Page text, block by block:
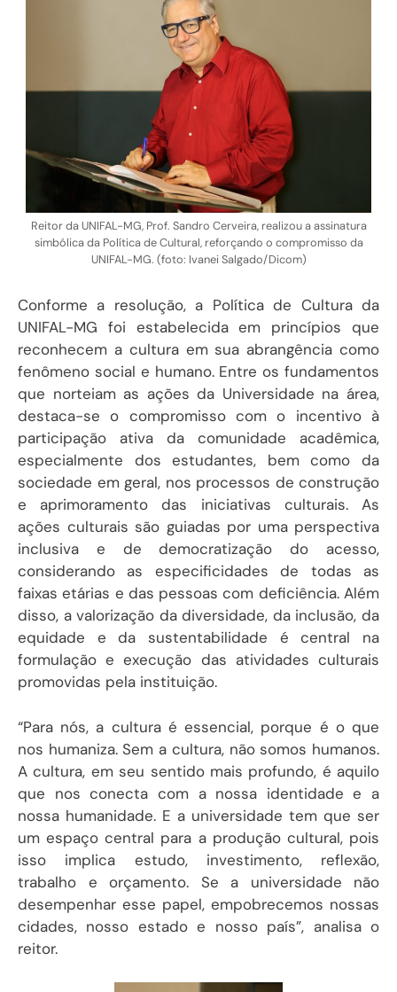
Reitor da UNIFAL-MG, Prof. Sandro Cerveira, realizou a assinatura
simbólica da Política de Cultural, reforçando o compromisso da
UNIFAL-MG. (foto: Ivanei Salgado/Dicom)
Conforme a resolução, a Política de Cultura da
UNIFAL-MG foi estabelecida em princípios que
reconhecem a cultura em sua abrangência como
fenômeno social e humano. Entre os fundamentos
que norteiam as ações da Universidade na área,
destaca-se o compromisso com o incentivo à
participação ativa da comunidade acadêmica,
especialmente dos estudantes, bem como da
sociedade em geral, nos processos de construção
e aprimoramento das iniciativas culturais. As
ações culturais são guiadas por uma perspectiva
inclusiva e de democratização do acesso,
considerando as especificidades de todas as
faixas etárias e das pessoas com deficiência. Além
disso, a valorização da diversidade, da inclusão, da
equidade e da sustentabilidade é central na
formulação e execução das atividades culturais
promovidas pela instituição.
“Para nós, a cultura é essencial, porque é o que
nos humaniza. Sem a cultura, não somos humanos.
A cultura, em seu sentido mais profundo, é aquilo
que nos conecta com a nossa identidade e a
nossa humanidade. E a universidade tem que ser
um espaço central para a produção cultural, pois
isso implica estudo, investimento, reflexão,
trabalho e orçamento. Se a universidade não
desempenhar esse papel, empobrecemos nossas
cidades, nosso estado e nosso país”, analisa o
reitor.